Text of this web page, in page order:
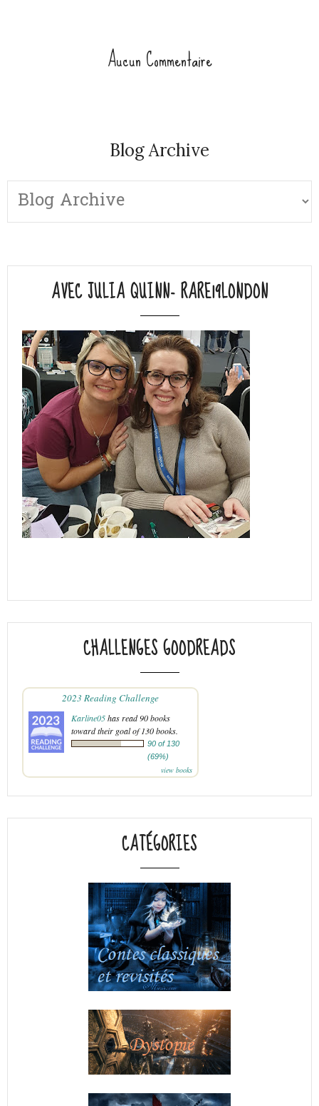
Aucun Commentaire
Blog Archive
AVEC JULIA QUINN- RARE19LONDON
CHALLENGES GOODREADS
2023 Reading Challenge
Karline05has read 90 books
toward their goal of 130 books.
90 of 130
(69%)
view books
CATÉGORIES